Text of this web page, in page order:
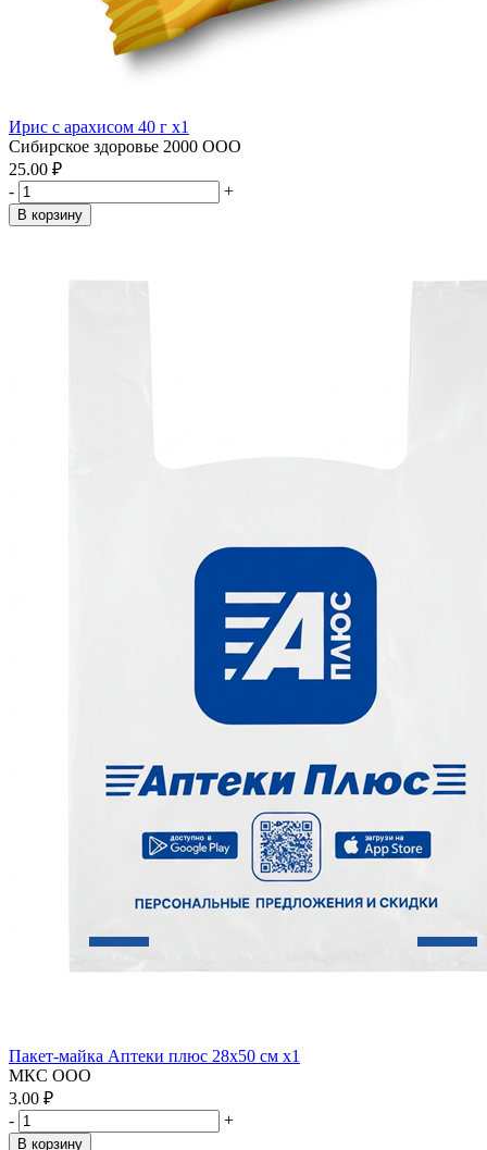
Ирис с арахисом 40 г x1
Сибирское здоровье 2000 ООО
25.00 ₽
-
+
В корзину
Пакет-майка Аптеки плюс 28х50 см x1
МКС ООО
3.00 ₽
-
+
В корзину